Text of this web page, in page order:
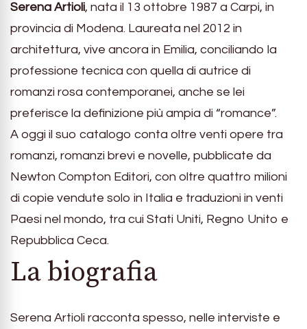
Serena Artioli, nata il 13 ottobre 1987 a Carpi, in
provincia di Modena. Laureata nel 2012 in
architettura, vive ancora in Emilia, conciliando la
professione tecnica con quella di autrice di
romanzi rosa contemporanei, anche se lei
preferisce la definizione più ampia di “romance”.
A oggi il suo catalogo conta oltre venti opere tra
romanzi, romanzi brevi e novelle, pubblicate da
Newton Compton Editori, con oltre quattro milioni
di copie vendute solo in Italia e traduzioni in venti
Paesi nel mondo, tra cui Stati Uniti, Regno Unito e
Repubblica Ceca.
La biografia
Serena Artioli racconta spesso, nelle interviste e